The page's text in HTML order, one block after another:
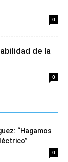
0
de la
0
“Hagamos
0